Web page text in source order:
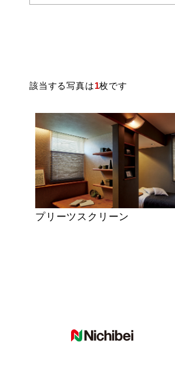
該当する写真は1枚です
プリーツスクリーン